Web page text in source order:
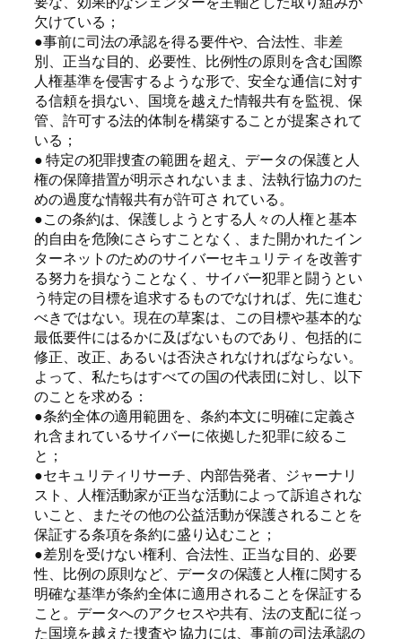
欠けている；
●事前に司法の承認を得る要件や、合法性、非差
別、正当な目的、必要性、比例性の原則を含む国際
人権基準を侵害するような形で、安全な通信に対す
る信頼を損ない、国境を越えた情報共有を監視、保
管、許可する法的体制を構築することが提案されて
いる；
● 特定の犯罪捜査の範囲を超え、データの保護と人
権の保障措置が明示されないまま、法執行協力のた
めの過度な情報共有が許可さ れている。
●この条約は、保護しようとする人々の人権と基本
的自由を危険にさらすことなく、また開かれたイン
ターネットのためのサイバーセキュリティを改善す
る努力を損なうことなく、サイバー犯罪と闘うとい
う特定の目標を追求するものでなければ、先に進む
べきではない。現在の草案は、この目標や基本的な
最低要件にはるかに及ばないものであり、包括的に
修正、改正、あるいは否決されなければならない。
よって、私たちはすべての国の代表団に対し、以下
のことを求める：
●条約全体の適用範囲を、条約本文に明確に定義さ
れ含まれているサイバーに依拠した犯罪に絞るこ
と；
●セキュリティリサーチ、内部告発者、ジャーナリ
スト、人権活動家が正当な活動によって訴追されな
いこと、またその他の公益活動が保護されることを
保証する条項を条約に盛り込むこと；
●差別を受けない権利、合法性、正当な目的、必要
性、比例の原則など、データの保護と人権に関する
明確な基準が条約全体に適用されることを保証する
こと。データへのアクセスや共有、法の支配に従っ
た国境を越えた捜査や 協力には、事前の司法承認の